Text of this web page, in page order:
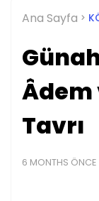
Ana Sayfa
Âdem
Tavrı
6 MONTHS ÖNCE